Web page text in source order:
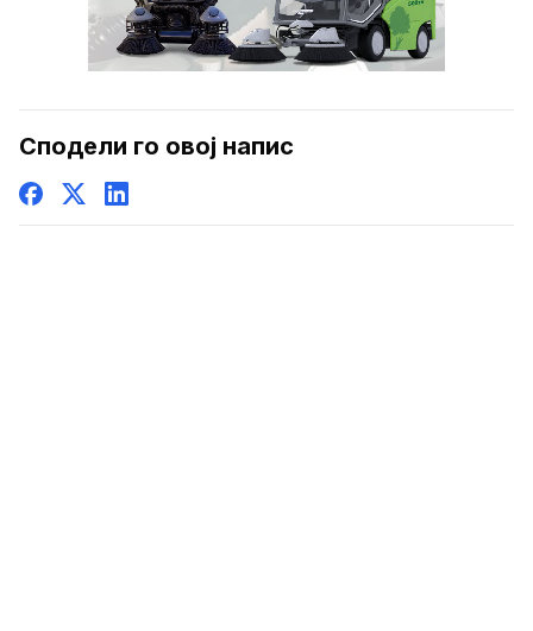
Сподели го овој напис